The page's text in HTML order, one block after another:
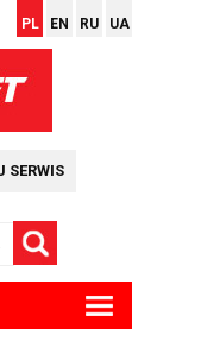
PL EN RU UA
SERWIS